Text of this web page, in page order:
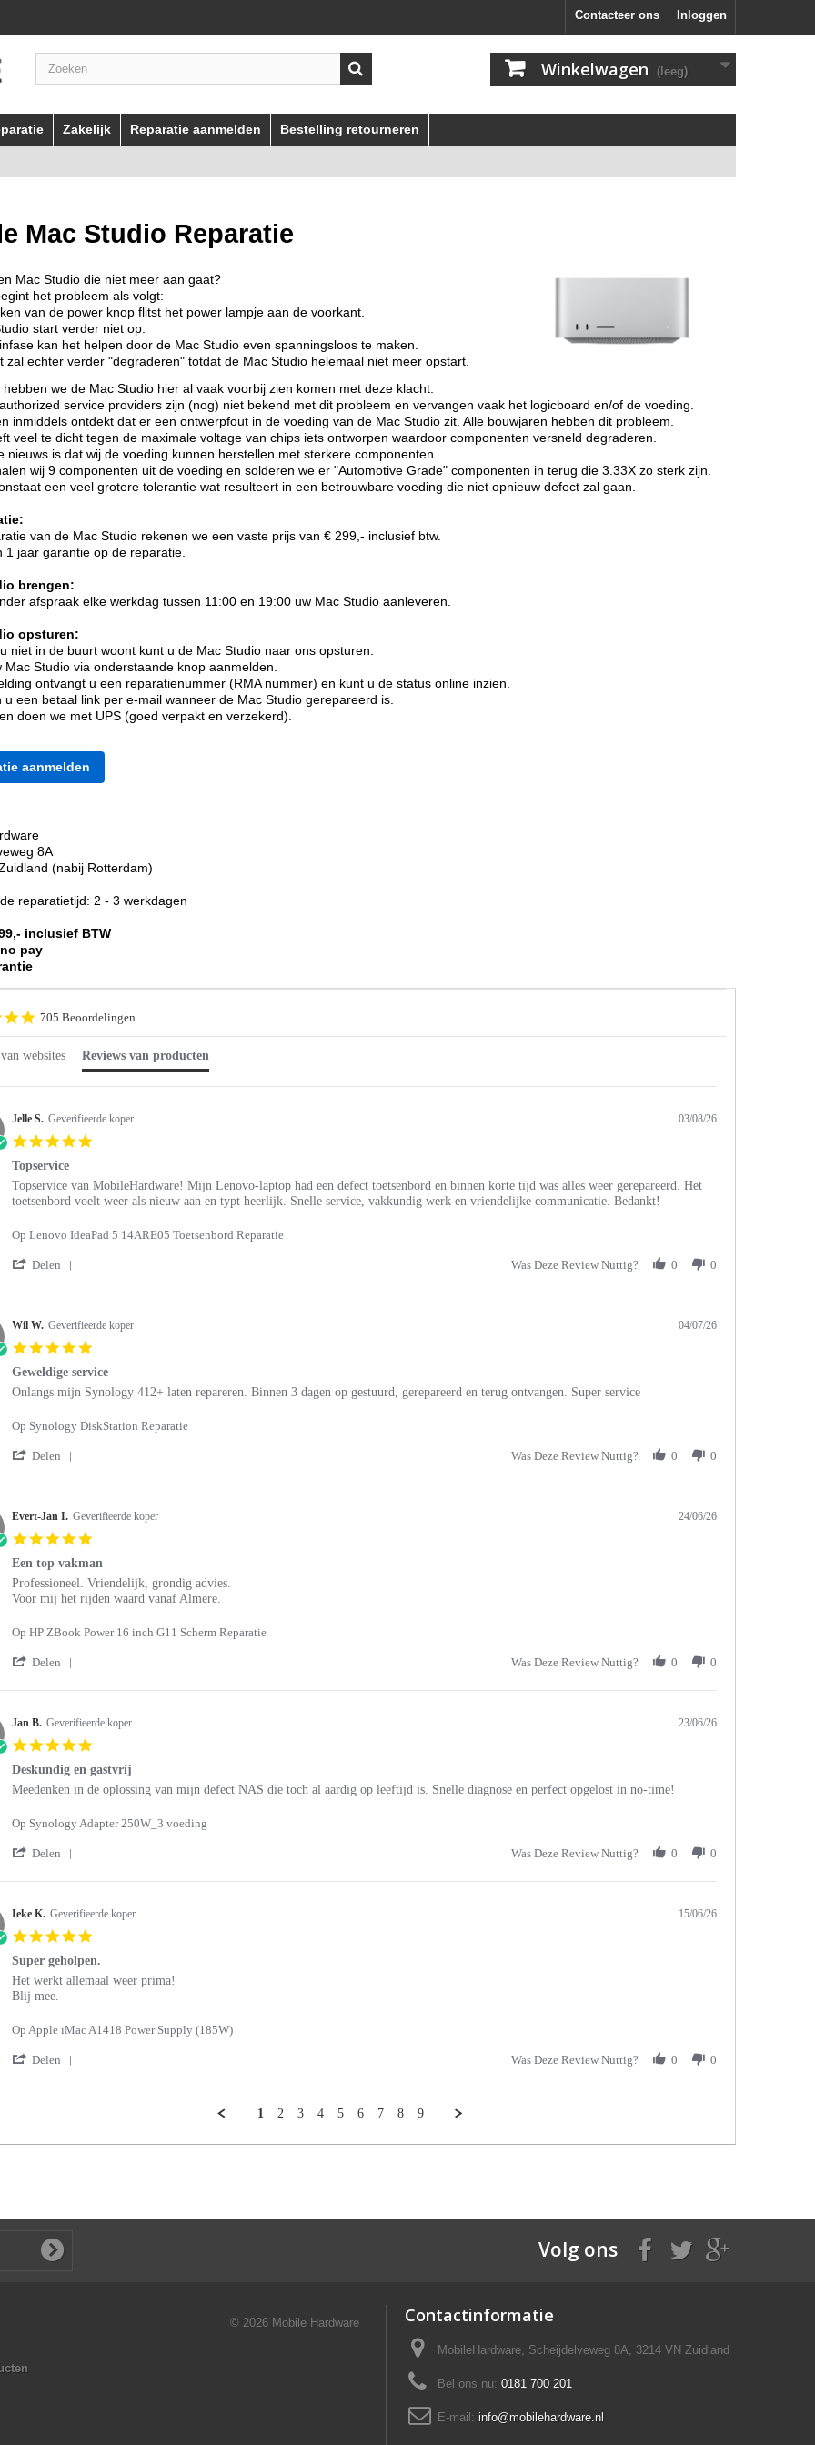
Inloggen
Contacteer ons
Winkelwagen (leeg)
Zakelijk Reparatie aanmelden Bestelling retourneren
Mac Studio Reparatie
Mac Studio die niet meer aan gaat?
het probleem als volgt:
van de power knop flitst het power lampje aan de voorkant.
start verder niet op.
kan het helpen door de Mac Studio even spanningsloos te maken.
zal echter verder "degraderen" totdat de Mac Studio helemaal niet meer opstart.
hebben we de Mac Studio hier al vaak voorbij zien komen met deze klacht.
service providers zijn (nog) niet bekend met dit probleem en vervangen vaak het logicboard en/of de voeding.
inmiddels ontdekt dat er een ontwerpfout in de voeding van de Mac Studio zit. Alle bouwjaren hebben dit probleem.
veel te dicht tegen de maximale voltage van chips iets ontworpen waardoor componenten versneld degraderen.
nieuws is dat wij de voeding kunnen herstellen met sterkere componenten.
wij 9 componenten uit de voeding en solderen we er "Automotive Grade" componenten in terug die 3.33X zo sterk zijn.
een veel grotere tolerantie wat resulteert in een betrouwbare voeding die niet opnieuw defect zal gaan.
van de Mac Studio rekenen we een vaste prijs van € 299,- inclusief btw.
1 jaar garantie op de reparatie.
brengen:
afspraak elke werkdag tussen 11:00 en 19:00 uw Mac Studio aanleveren.
opsturen:
niet in de buurt woont kunt u de Mac Studio naar ons opsturen.
Mac Studio via onderstaande knop aanmelden.
ontvangt u een reparatienummer (RMA nummer) en kunt u de status online inzien.
u een betaal link per e-mail wanneer de Mac Studio gerepareerd is.
doen we met UPS (goed verpakt en verzekerd).
aanmelden
8A
(nabij Rotterdam)
reparatietijd: 2 - 3 werkdagen
inclusief BTW
pay
4.9
rating
705 Beoordelingen
van websites Reviews van producten
Jelle S. Geverifieerde koper 03/08/26
Topservice
Review
by
S.
3
2026
review
stating
Topservice van MobileHardware! Mijn Lenovo-laptop had een defect toetsenbord en binnen korte tijd was alles weer gerepareerd. Het
toetsenbord voelt weer als nieuw aan en typt heerlijk. Snelle service, vakkundig werk en vriendelijke communicatie. Bedankt!
Op Lenovo IdeaPad 5 14ARE05 Toetsenbord Reparatie
Delen
Review
Jelle
S.
on
3
Aug
2026
Was Deze Review Nuttig? 0 0
Wil W. Geverifieerde koper
rating
04/07/26
Geweldige service
Review
Wil
on
Jul
review
Geweldige
Onlangs mijn Synology 412+ laten repareren. Binnen 3 dagen op gestuurd, gerepareerd en terug ontvangen. Super service
Op Synology DiskStation Reparatie
Delen
Review
Wil
W.
on
4
Jul
2026
Was Deze Review Nuttig? 0 0
Evert-Jan I. Geverifieerde koper
rating
24/06/26
Een top vakman
Review
by
Jan
on
Jun
review
stating
top
Professioneel. Vriendelijk, grondig advies.
Voor mij het rijden waard vanaf Almere.
Op HP ZBook Power 16 inch G11 Scherm Reparatie
Delen
Review
Evert-
Jan
I.
on
24
Was Deze Review Nuttig? 0 0
Jan B. Geverifieerde koper
rating
23/06/26
Deskundig en gastvrij
Review
Jan
on
Jun
review
Deskundig
gastvrij
Meedenken in de oplossing van mijn defect NAS die toch al aardig op leeftijd is. Snelle diagnose en perfect opgelost in no-time!
Op Synology Adapter 250W_3 voeding
Delen
Review
Jan
B.
on
23
Jun
Was Deze Review Nuttig? 0 0
Ieke K. Geverifieerde koper
rating
15/06/26
Super geholpen.
Review
by
K.
15
review
stating
geholpen.
Het werkt allemaal weer prima!
Blij mee.
Op Apple iMac A1418 Power Supply (185W)
Delen Was Deze Review Nuttig? 0 0
1 2 3 4 5 6 7 8 9
Volg ons
Contactinformatie
MobileHardware, Scheijdelveweg 8A, 3214 VN Zuidland
Bel ons nu:0181 700 201
E-mail:info@mobilehardware.nl
© 2026 Mobile Hardware